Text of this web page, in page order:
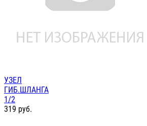
УЗЕЛ
ГИБ.ШЛАНГА
1/2
319 руб.